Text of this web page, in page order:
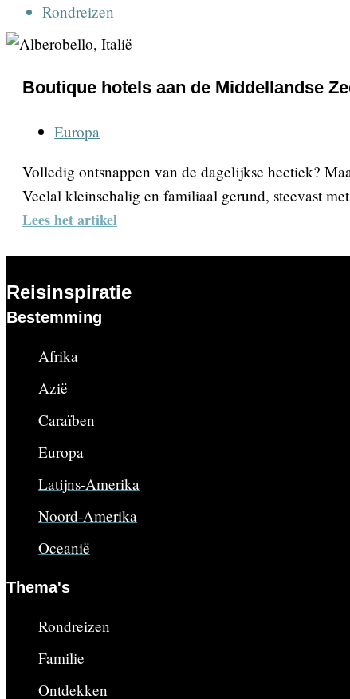
Rondreizen
Boutique hotels aan de Middellandse
Europa
Volledig ontsnappen van de dagelijkse hectiek?
Veelal kleinschalig en familiaal gerund, steevast
Lees het artikel
Reisinspiratie
Bestemming
Afrika
Azië
Caraïben
Europa
Latijns-Amerika
Noord-Amerika
Oceanië
Thema's
Rondreizen
Familie
Ontdekken